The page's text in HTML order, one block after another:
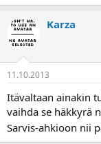
Karza
11.10.2013
Itävaltaan ainakin
vaihda se häkkyrä
Sarvis-ahkioon nii